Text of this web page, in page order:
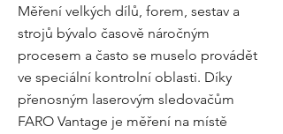
Měření velkých dílů, forem, sestav a
strojů bývalo časově náročným
procesem a často se muselo provádět
ve speciální kontrolní oblasti. Díky
přenosným laserovým sledovačům
FARO Vantage je měření na místě